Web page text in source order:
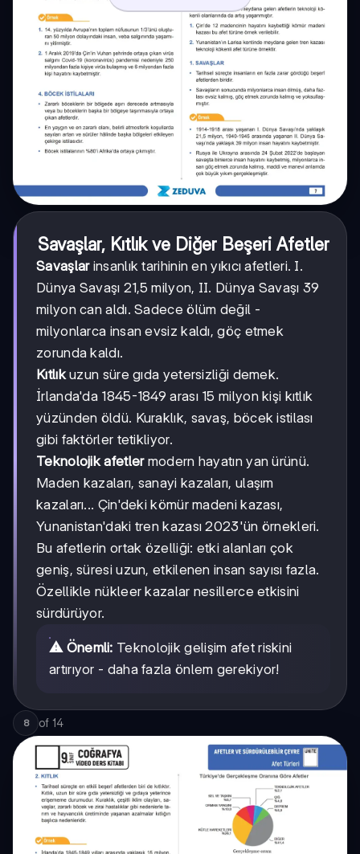
Savaşlar, Kıtlık ve Diğer Beşeri Afetler
Savaşlarinsanlık tarihinin en yıkıcı afetleri. I.
Dünya Savaşı 21,5 milyon, II. Dünya Savaşı 39
milyon can aldı. Sadece ölüm değil -
milyonlarca insan evsiz kaldı, göç etmek
zorunda kaldı.
Kıtlıkuzun süre gıda yetersizliği demek.
İrlanda'da 1845-1849 arası 15 milyon kişi kıtlık
yüzünden öldü. Kuraklık, savaş, böcek istilası
gibi faktörler tetikliyor.
Teknolojik afetlermodern hayatın yan ürünü.
Maden kazaları, sanayi kazaları, ulaşım
kazaları... Çin'deki kömür madeni kazası,
Yunanistan'daki tren kazası 2023'ün örnekleri.
Bu afetlerin ortak özelliği: etki alanları çok
geniş, süresi uzun, etkilenen insan sayısı fazla.
Özellikle nükleer kazalar nesillerce etkisini
sürdürüyor.
⚠️ Önemli: Teknolojik gelişim afet riskini
artırıyor - daha fazla önlem gerekiyor!
8 of 14